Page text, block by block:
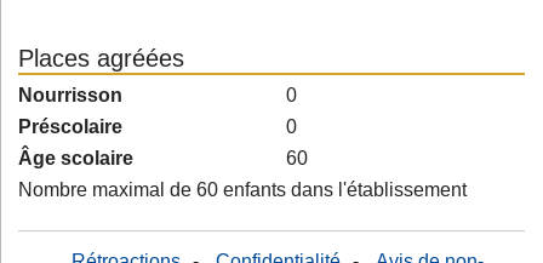
Places agréées
Nourrisson
0
Préscolaire
0
Âge scolaire
60
Nombre maximal de 60 enfants dans l'établissement